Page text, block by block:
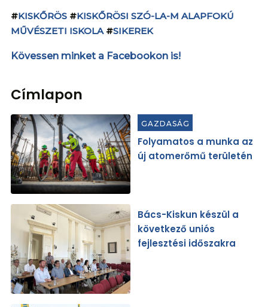
#KISKŐRÖS #KISKŐRÖSI SZÓ-LA-M ALAPFOKÚ
MŰVÉSZETI ISKOLA#SIKEREK
Kövessen minket a Facebookon is!
Címlapon
GAZDASÁG
Folyamatos a munka az
új atomerőmű területén
Bács-Kiskun készül a
következő uniós
fejlesztési időszakra